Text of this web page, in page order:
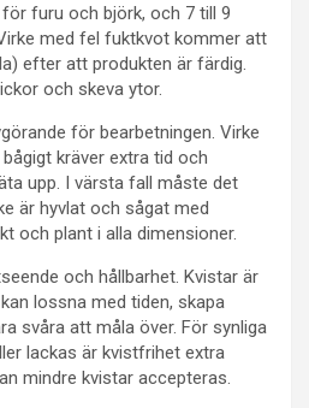
furu och björk, och 7 till 9
med fel fuktkvot kommer att
efter att produkten är färdig.
och skeva ytor.
för bearbetningen. Virke
kräver extra tid och
upp. I värsta fall måste det
är hyvlat och sågat med
och plant i alla dimensioner.
och hållbarhet. Kvistar är
lossna med tiden, skapa
svåra att måla över. För synliga
lackas är kvistfrihet extra
mindre kvistar accepteras.